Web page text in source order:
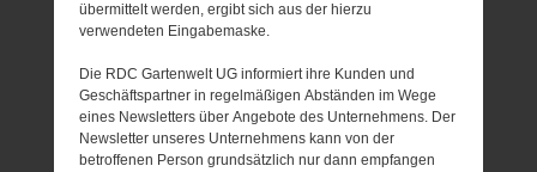
übermittelt werden, ergibt sich aus der hierzu
verwendeten Eingabemaske.
Die RDC Gartenwelt UG informiert ihre Kunden und
Geschäftspartner in regelmäßigen Abständen im Wege
eines Newsletters über Angebote des Unternehmens. Der
Newsletter unseres Unternehmens kann von der
betroffenen Person grundsätzlich nur dann empfangen